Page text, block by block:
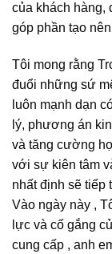
của khách hàng,
góp phần tạo
Tôi mong rằng
đuổi những sứ
luôn mạnh dạn
lý, phương án
và tăng cường
với sự kiên tâm
nhất định sẽ tiếp
Vào ngày này ,
lực và cố gắng
cung cấp , anh